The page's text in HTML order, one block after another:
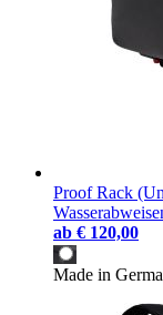
Proof Rack
ab € 120,00
Made in